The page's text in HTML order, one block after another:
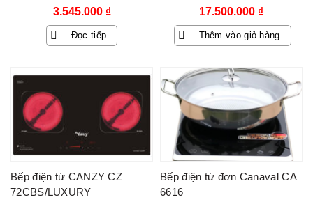
3.545.000 ₫
Đọc tiếp
17.500.000 ₫
Thêm vào giỏ hàng
Bếp điện từ CANZY CZ
72CBS/LUXURY
Bếp điện từ đơn Canaval CA
6616